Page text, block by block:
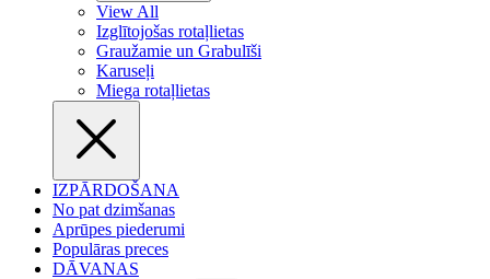
View All
Izglītojošas rotaļlietas
Graužamie un Grabulīši
Karuseļi
Miega rotaļlietas
IZPĀRDOŠANA
No pat dzimšanas
Aprūpes piederumi
Populāras preces
DĀVANAS